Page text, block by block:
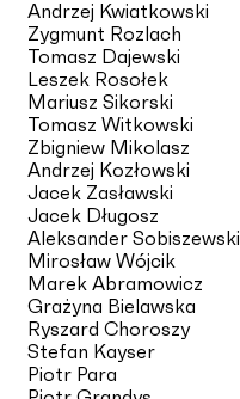
Andrzej Kwiatkowski
Zygmunt Rozlach
Tomasz Dajewski
Leszek Rosołek
Mariusz Sikorski
Tomasz Witkowski
Zbigniew Mikolasz
Andrzej Kozłowski
Jacek Zasławski
Jacek Długosz
Aleksander Sobiszewski
Mirosław Wójcik
Marek Abramowicz
Grażyna Bielawska
Ryszard Choroszy
Stefan Kayser
Piotr Para